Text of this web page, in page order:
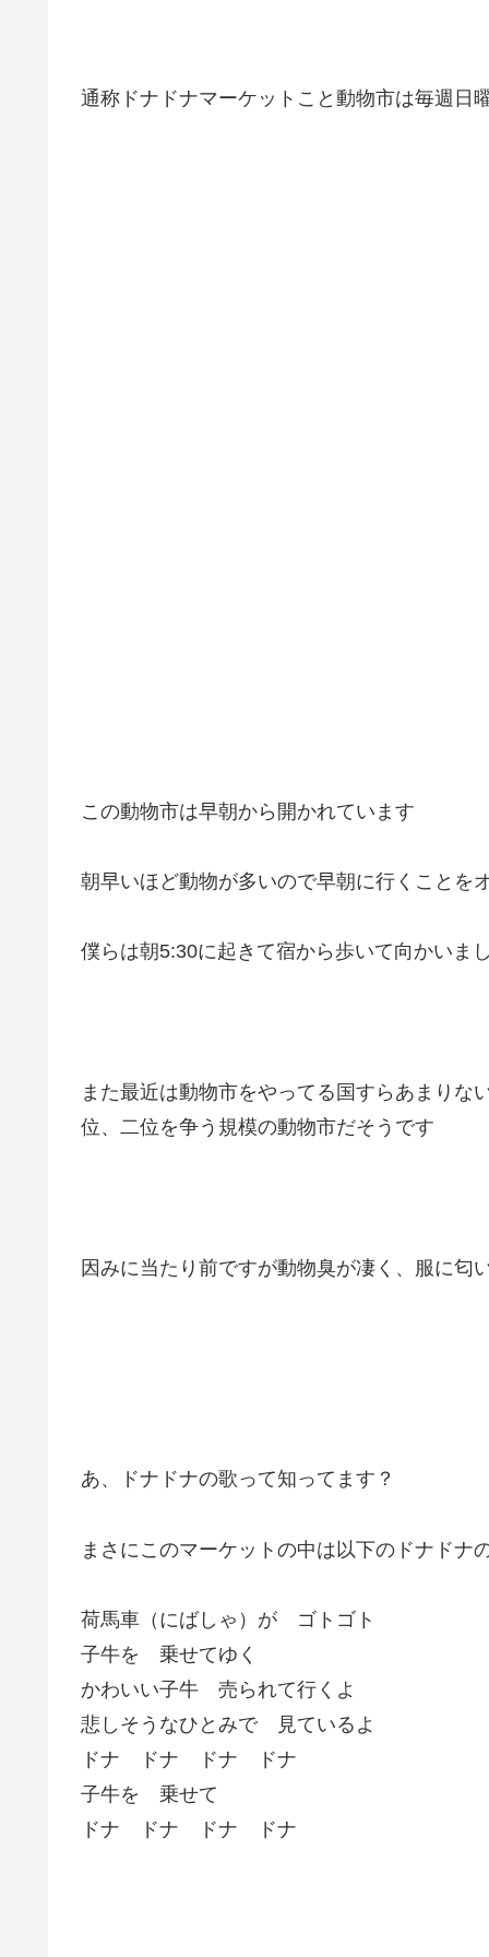
通称ドナドナマーケットこと動物市は毎週日
この動物市は早朝から開かれています
朝早いほど動物が多いので早朝に行くことを
僕らは朝5:30に起きて宿から歩いて向かいま
また最近は動物市をやってる国すらあまりな
位、二位を争う規模の動物市だそうです
因みに当たり前ですが動物臭が凄く、服に匂
あ、ドナドナの歌って知ってます？
まさにこのマーケットの中は以下のドナドナ
荷馬車（にばしゃ）が ゴトゴト
子牛を 乗せてゆく
かわいい子牛 売られて行くよ
悲しそうなひとみで 見ているよ
ドナ ドナ ドナ ドナ
子牛を 乗せて
ドナ ドナ ドナ ドナ